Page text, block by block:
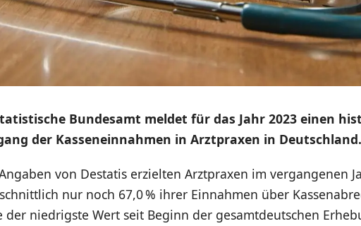
Bundesamt meldet für das Jahr 2023 einen
der Kasseneinnahmen in Arztpraxen in Deutschland.
von Destatis erzielten Arztpraxen im vergangenen
nur noch 67,0 % ihrer Einnahmen über
der niedrigste Wert seit Beginn der gesamtdeutschen